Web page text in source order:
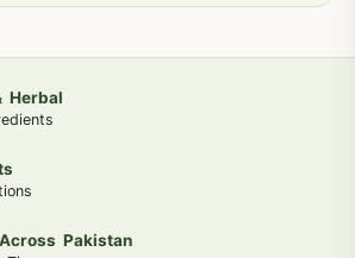
Herbal
Pakistan